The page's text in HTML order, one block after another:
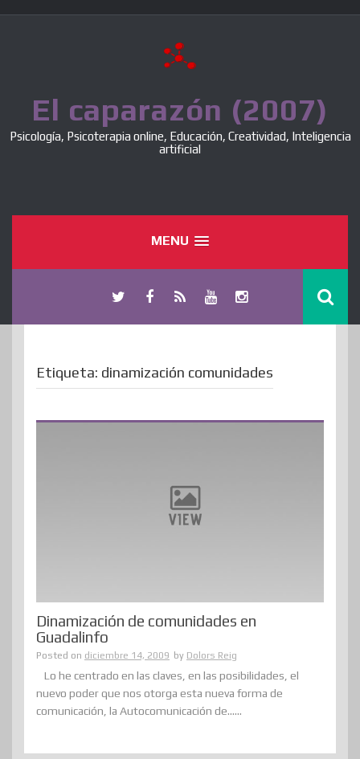
El caparazón (2007)
Psicología, Psicoterapia online, Educación, Creatividad, Inteligencia
artificial
MENU
Etiqueta: dinamización comunidades
Dinamización de comunidades en
Guadalinfo
Posted on diciembre 14, 2009 by Dolors Reig
Lo he centrado en las claves, en las posibilidades, el
nuevo poder que nos otorga esta nueva forma de
comunicación, la Autocomunicación de......